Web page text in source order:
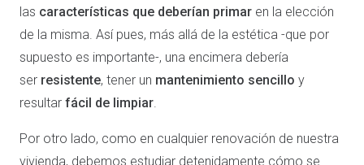
las características que deberían primar en la elección
de la misma. Así pues, más allá de la estética -que por
supuesto es importante-, una encimera debería
ser resistente, tener un mantenimiento sencillo y
resultar fácil de limpiar.
Por otro lado, como en cualquier renovación de nuestra
vivienda, debemos estudiar detenidamente cómo se